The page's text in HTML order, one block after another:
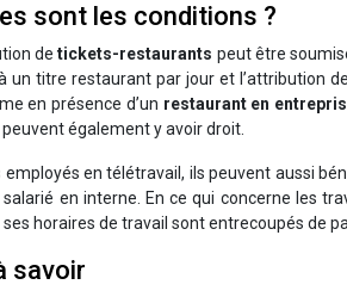
sont les conditions ?
detickets-restaurants peut être
un titre restaurant par jour et l’attribution
en présence d’un restaurant en
également y avoir droit.
employés en télétravail, ils peuvent aussi
en interne. En ce qui concerne les
ses horaires de travail sont entrecoupés de
savoir